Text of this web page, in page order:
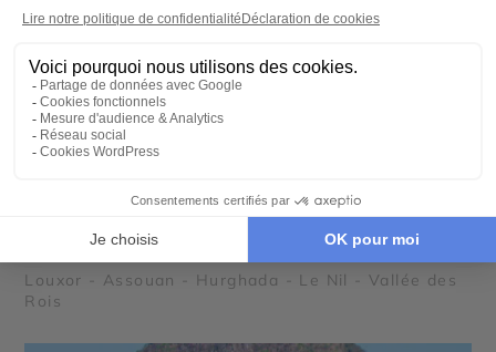
SÉJOUR
Mer Rouge
9 jours - À partir de /pers
Louxor - Assouan - Hurghada - Le Nil - Vallée des
Rois